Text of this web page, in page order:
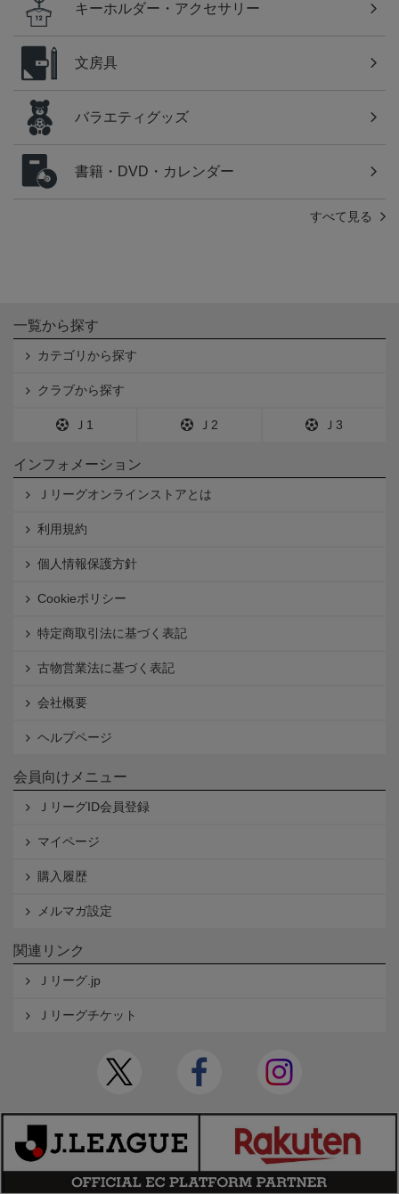
キーホルダー・アクセサリー
文房具
バラエティグッズ
書籍・DVD・カレンダー
すべて見る
一覧から探す
カテゴリから探す
クラブから探す
Ｊ1 Ｊ2 Ｊ3
インフォメーション
Ｊリーグオンラインストアとは
利用規約
個人情報保護方針
Cookieポリシー
特定商取引法に基づく表記
古物営業法に基づく表記
会社概要
ヘルプページ
会員向けメニュー
ＪリーグID会員登録
マイページ
購入履歴
メルマガ設定
関連リンク
Ｊリーグ.jp
Ｊリーグチケット